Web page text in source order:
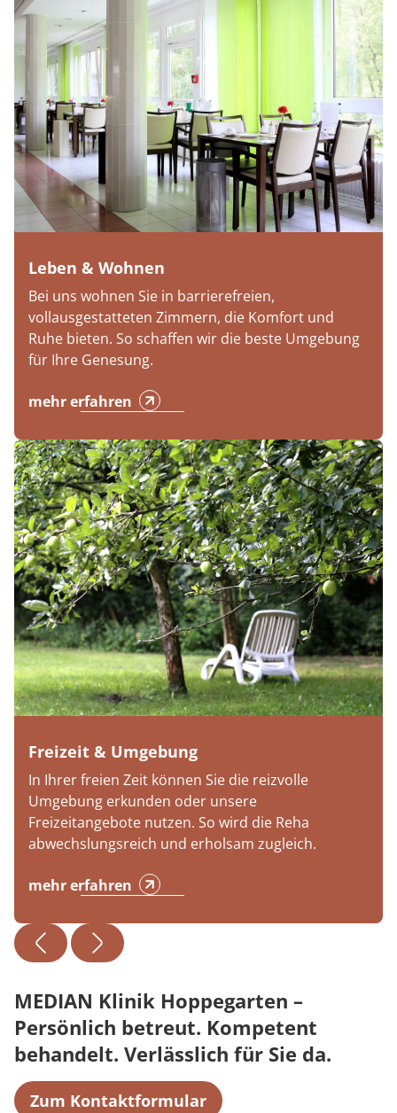
Leben & Wohnen
Bei uns wohnen Sie in barrierefreien,
vollausgestatteten Zimmern, die Komfort und
Ruhe bieten. So schaffen wir die beste Umgebung
für Ihre Genesung.
mehr erfahren
Freizeit & Umgebung
In Ihrer freien Zeit können Sie die reizvolle
Umgebung erkunden oder unsere
Freizeitangebote nutzen. So wird die Reha
abwechslungsreich und erholsam zugleich.
mehr erfahren
MEDIAN Klinik Hoppegarten –
Persönlich betreut. Kompetent
behandelt. Verlässlich für Sie da.
Zum Kontaktformular